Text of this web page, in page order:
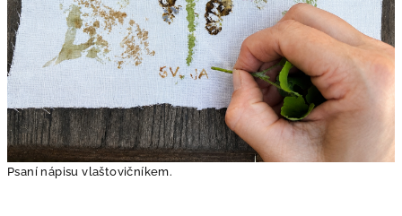
Psaní nápisu vlaštovičníkem.